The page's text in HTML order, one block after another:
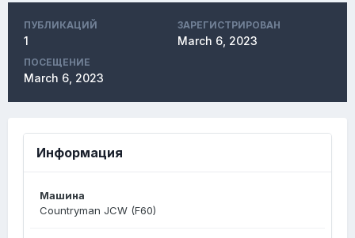
ПУБЛИКАЦИЙ
1
ЗАРЕГИСТРИРОВАН
March 6, 2023
ПОСЕЩЕНИЕ
March 6, 2023
Информация
Машина
Countryman JCW (F60)